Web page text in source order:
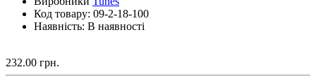
Код товару: 09-2-18-100
Наявність: В наявності
232.00 грн.